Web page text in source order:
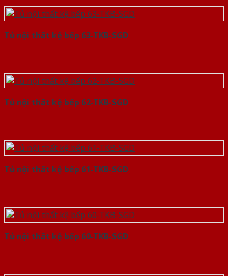
Tủ nội thất kệ bếp 63-TKB-SGD
Tủ nội thất kệ bếp 62-TKB-SGD
Tủ nội thất kệ bếp 61-TKB-SGD
Tủ nội thất kệ bếp 60-TKB-SGD